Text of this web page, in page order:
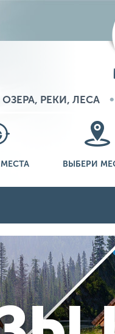
ОЗЕРА, РЕКИ, ЛЕСА
ВЫБЕРИ